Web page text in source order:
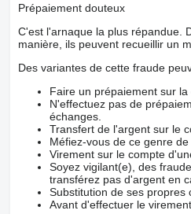
Prépaiement douteux
C'est l'arnaque la plus répandue.
manière, ils peuvent recueillir un
Des variantes de cette fraude
Faire un prépaiement sur la
N'effectuez pas de
échanges.
Transfert de l'argent sur le
Méfiez-vous de ce genre
Virement sur le compte
Soyez vigilant(e), des
transférez pas d'argent en
Substitution de ses
Avant d'effectuer le